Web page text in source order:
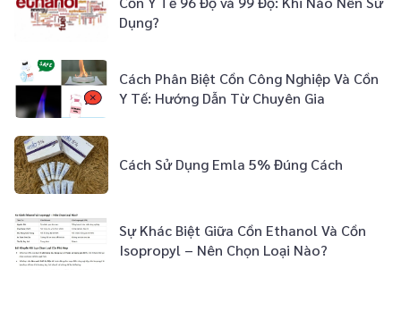
Dụng?
Cách Phân Biệt Cồn Công Nghiệp Và Cồn
Y Tế: Hướng Dẫn Từ Chuyên Gia
Cách Sử Dụng Emla 5% Đúng Cách
Sự Khác Biệt Giữa Cồn Ethanol Và Cồn
Isopropyl – Nên Chọn Loại Nào?